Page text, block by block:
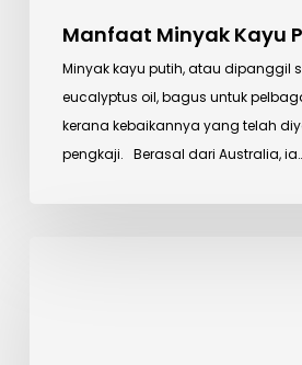
Manfaat Minyak Kayu
Minyak kayu putih, atau dipanggil
eucalyptus oil, bagus untuk
kerana kebaikannya yang telah
pengkaji. Berasal dari Australia,